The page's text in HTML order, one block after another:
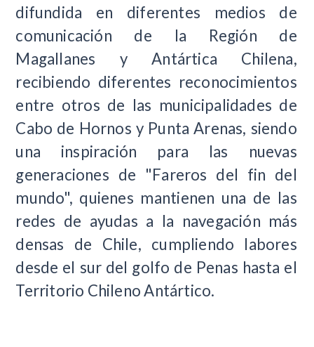
difundida en diferentes medios de
comunicación de la Región de
Magallanes y Antártica Chilena,
recibiendo diferentes reconocimientos
entre otros de las municipalidades de
Cabo de Hornos y Punta Arenas, siendo
una inspiración para las nuevas
generaciones de "Fareros del fin del
mundo", quienes mantienen una de las
redes de ayudas a la navegación más
densas de Chile, cumpliendo labores
desde el sur del golfo de Penas hasta el
Territorio Chileno Antártico.